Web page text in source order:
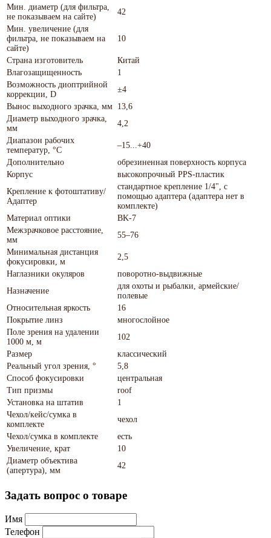
Мин. диаметр (для фильтра,
не показываем на сайте)
42
Мин. увеличение (для
фильтра, не показываем на
сайте)
10
Страна изготовитель
Китай
Влагозащищенность
1
Возможность диоптрийной
коррекции, D
±4
Вынос выходного зрачка, мм 13,6
Диаметр выходного зрачка,
мм
4,2
Диапазон рабочих
температур, °С
–15...+40
Дополнительно
обрезиненная поверхность корпуса
Корпус
высокопрочный PPS-пластик
Крепление к фотоштативу/
Адаптер
стандартное крепление 1/4", с
помощью адаптера (адаптера нет в
комплекте)
Материал оптики
BK-7
Межзрачковое расстояние,
мм
55–76
Минимальная дистанция
фокусировки, м
2,5
Наглазники окуляров
поворотно-выдвижные
Назначение
для охоты и рыбалки, армейские/
полевые
Относительная яркость
16
Покрытие линз
многослойное
Поле зрения на удалении
1000 м, м
102
Размер
классический
Реальный угол зрения, °
5,8
Способ фокусировки
центральная
Тип призмы
roof
Установка на штатив
1
Чехол/кейс/сумка в
комплекте
чехол
Чехол/сумка в комплекте
есть
Увеличение, крат
10
Диаметр объектива
(апертура), мм
42
Задать вопрос о товаре
Имя
Телефон